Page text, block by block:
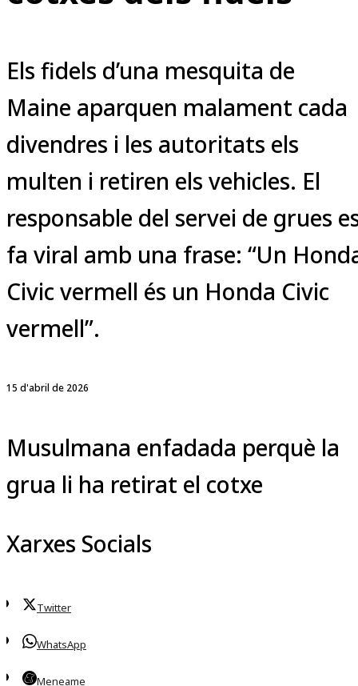
Els fidels d’una mesquita de
Maine aparquen malament cada
divendres i les autoritats els
multen i retiren els vehicles. El
responsable del servei de grues
fa viral amb una frase: “Un
Civic vermell és un Honda Civic
vermell”.
15 d'abril de 2026
Musulmana enfadada perquè la
grua li ha retirat el cotxe
Xarxes Socials
Twitter
WhatsApp
Meneame